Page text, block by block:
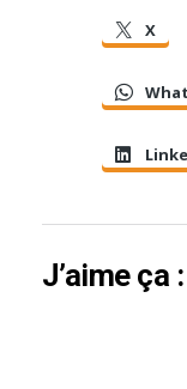
X
J’aime ça :